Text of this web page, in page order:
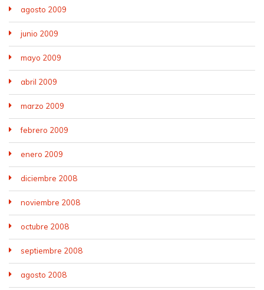
agosto 2009
junio 2009
mayo 2009
abril 2009
marzo 2009
febrero 2009
enero 2009
diciembre 2008
noviembre 2008
octubre 2008
septiembre 2008
agosto 2008